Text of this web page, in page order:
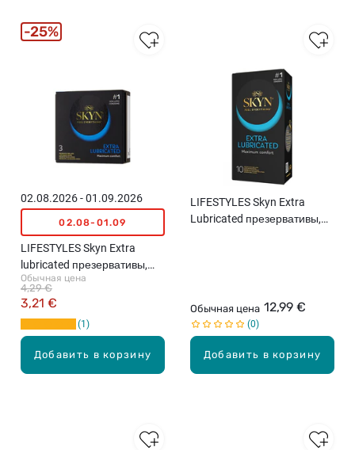
Добавить в корзину
02.08.2026 - 01.09.2026
02.08-01.09
LIFESTYLES Skyn Extra
lubricated презервативы,
3шт.
Обычная цена
3,21 €
4,29 €
1
25%
Добавить в корзину
LIFESTYLES Skyn Extra
Lubricated презервативы,
Обычная цена 12,99 €
0